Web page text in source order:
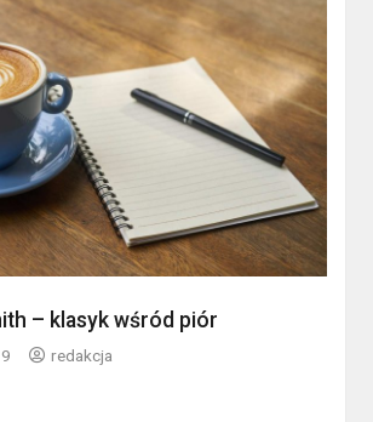
– klasyk wśród piór
redakcja